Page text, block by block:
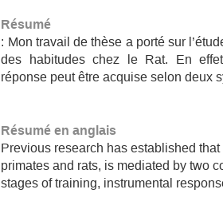
Résumé
: Mon travail de thèse a porté sur
des habitudes chez le Rat. En
réponse peut être acquise selon deux
Résumé en anglais
Previous research has established
primates and rats, is mediated by two
stages of training, instrumental